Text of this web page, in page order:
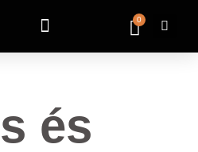
0
és